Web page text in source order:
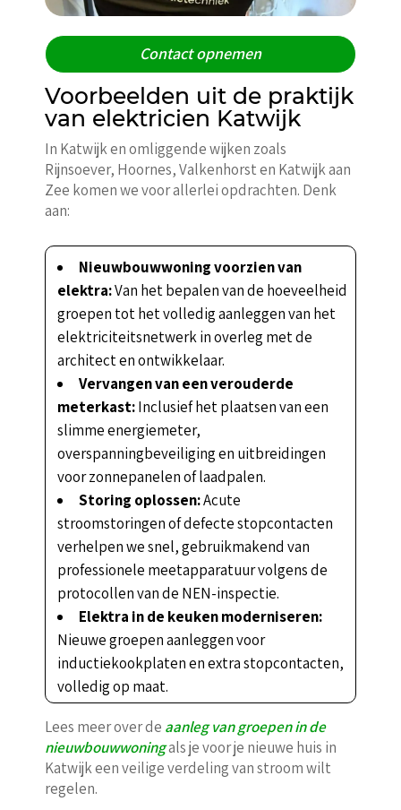
Contact opnemen
Voorbeelden uit de praktijk
van elektricien Katwijk
In Katwijk en omliggende wijken zoals
Rijnsoever, Hoornes, Valkenhorst en Katwijk aan
Zee komen we voor allerlei opdrachten. Denk
aan:
Nieuwbouwwoning voorzien van
elektra:Van het bepalen van de hoeveelheid
groepen tot het volledig aanleggen van het
elektriciteitsnetwerk in overleg met de
architect en ontwikkelaar.
Vervangen van een verouderde
meterkast:Inclusief het plaatsen van een
slimme energiemeter,
overspanningbeveiliging en uitbreidingen
voor zonnepanelen of laadpalen.
Storing oplossen:Acute
stroomstoringen of defecte stopcontacten
verhelpen we snel, gebruikmakend van
professionele meetapparatuur volgens de
protocollen van de NEN-inspectie.
Elektra in de keuken moderniseren:
Nieuwe groepen aanleggen voor
inductiekookplaten en extra stopcontacten,
volledig op maat.
Lees meer over de aanleg van groepen in de
nieuwbouwwoningals je voor je nieuwe huis in
Katwijk een veilige verdeling van stroom wilt
regelen.